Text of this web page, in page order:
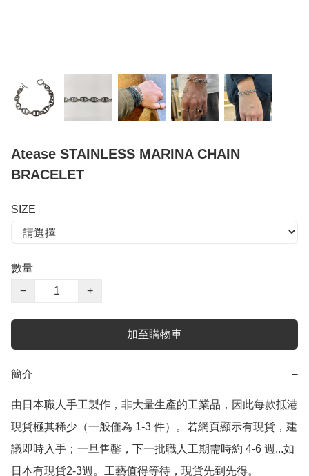
Atease STAINLESS MARINA CHAIN
BRACELET
SIZE
數量
−
+
加至購物車
簡介 −
由日本職人手工製作，非大量生產的工業品，因此每款抵港
現貨極其稀少（一般僅為 1-3 件）。若網頁顯示有現貨，建
議即時入手；一旦售罄，下一批職人工期需時約 4-6 週...如
日本有現貨2-3週。工藝值得等待，現貨先到先得。